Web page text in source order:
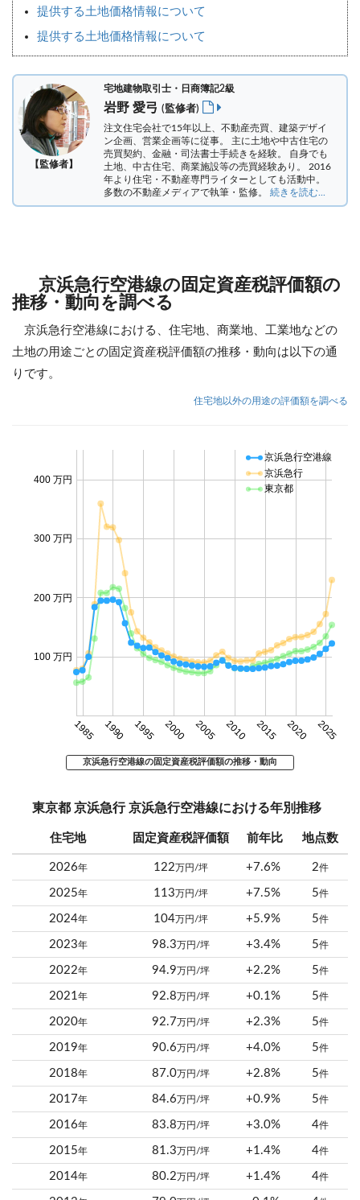
提供する土地価格情報について
提供する土地価格情報について
【監修者】
宅地建物取引士・日商簿記2級
岩野 愛弓 (監修者)
注文住宅会社で15年以上、不動産売買、建築デザイ
ン企画、営業企画等に従事。 主に土地や中古住宅の
売買契約、金融・司法書士手続きを経験。 自身でも
土地、中古住宅、商業施設等の売買経験あり。 2016
年より住宅・不動産専門ライターとしても活動中。
多数の不動産メディアで執筆・監修。 続きを読む...
京浜急行空港線の固定資産税評価額の
推移・動向を調べる
京浜急行空港線における、住宅地、商業地、工業地などの
土地の用途ごとの固定資産税評価額の推移・動向は以下の通
りです。
住宅地以外の用途の評価額を調べる
1985 1990 1995 2000 2005 2010 2015 2020 2025
100 万円
200 万円
300 万円
400 万円
京浜急行空港線
京浜急行
東京都
京浜急行空港線の固定資産税評価額の推移・動向
東京都 京浜急行 京浜急行空港線における年別推移
住宅地 固定資産税評価額 前年比 地点数
2026年 122万円/坪 +7.6% 2件
2025年 113万円/坪 +7.5% 5件
2024年 104万円/坪 +5.9% 5件
2023年 98.3万円/坪 +3.4% 5件
2022年 94.9万円/坪 +2.2% 5件
2021年 92.8万円/坪 +0.1% 5件
2020年 92.7万円/坪 +2.3% 5件
2019年 90.6万円/坪 +4.0% 5件
2018年 87.0万円/坪 +2.8% 5件
2017年 84.6万円/坪 +0.9% 5件
2016年 83.8万円/坪 +3.0% 4件
2015年 81.3万円/坪 +1.4% 4件
2014年 80.2万円/坪 +1.4% 4件